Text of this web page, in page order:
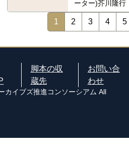
ーター)芥川隆行
1 2 3 4 5
脚本の収
蔵先
お問い合
わせ
イブズ推進コンソーシアム All